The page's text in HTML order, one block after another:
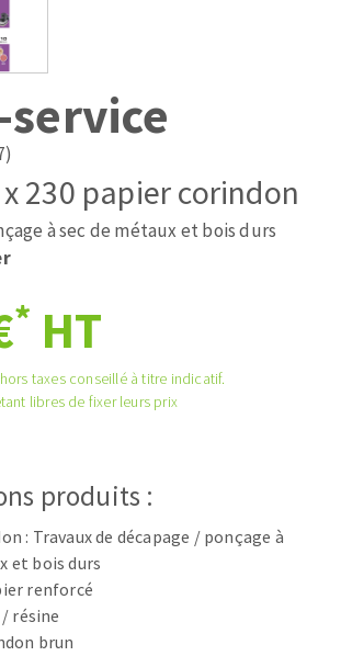
joints
APPLIQUÉS
fibre et papier
x 280 mm
et patins
abrasive
DISQUES ABRASIFS
DE SURFACE
lamelles
tige
tourets
NETTOYAGE
230 papier corindon
à sec de métaux et bois durs
* HT
taxes conseillé à titre indicatif.
libres de fixer leurs prix
produits :
: Travaux de décapage / ponçage à
et bois durs
renforcé
résine
brun